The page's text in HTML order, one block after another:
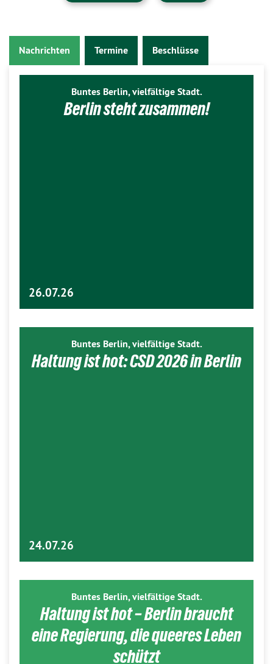
Nachrichten Termine Beschlüsse
Buntes Berlin, vielfältige Stadt.
Berlin steht zusammen!
26.07.26
Buntes Berlin, vielfältige Stadt.
Haltung ist hot: CSD 2026 in Berlin
24.07.26
Buntes Berlin, vielfältige Stadt.
Haltung ist hot – Berlin braucht
eine Regierung, die queeres Leben
schützt